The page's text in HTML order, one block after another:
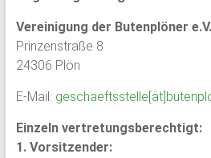
e.V.
–
des
Gymnasium
Vereinigung der Butenplöner e.V.
Prinzenstraße 8
24306 Plön
E-Mail:
Einzeln vertretungsberechtigt:
1. Vorsitzender: